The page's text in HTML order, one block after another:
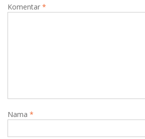
Komentar *
Nama *